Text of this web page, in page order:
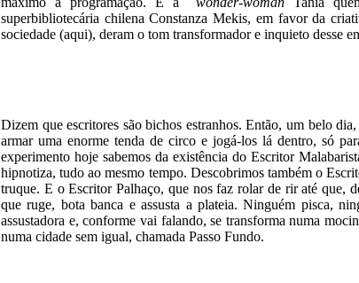
superbibliotecária chilena Constanza Mekis, em favor da
sociedade (aqui), deram o tom transformador e inquieto desse
Dizem que escritores são bichos estranhos. Então, um belo
armar uma enorme tenda de circo e jogá-los lá dentro, só
experimento hoje sabemos da existência do Escritor
hipnotiza, tudo ao mesmo tempo. Descobrimos também o
truque. E o Escritor Palhaço, que nos faz rolar de rir até que,
que ruge, bota banca e assusta a plateia. Ninguém pisca,
assustadora e, conforme vai falando, se transforma numa
numa cidade sem igual, chamada Passo Fundo.